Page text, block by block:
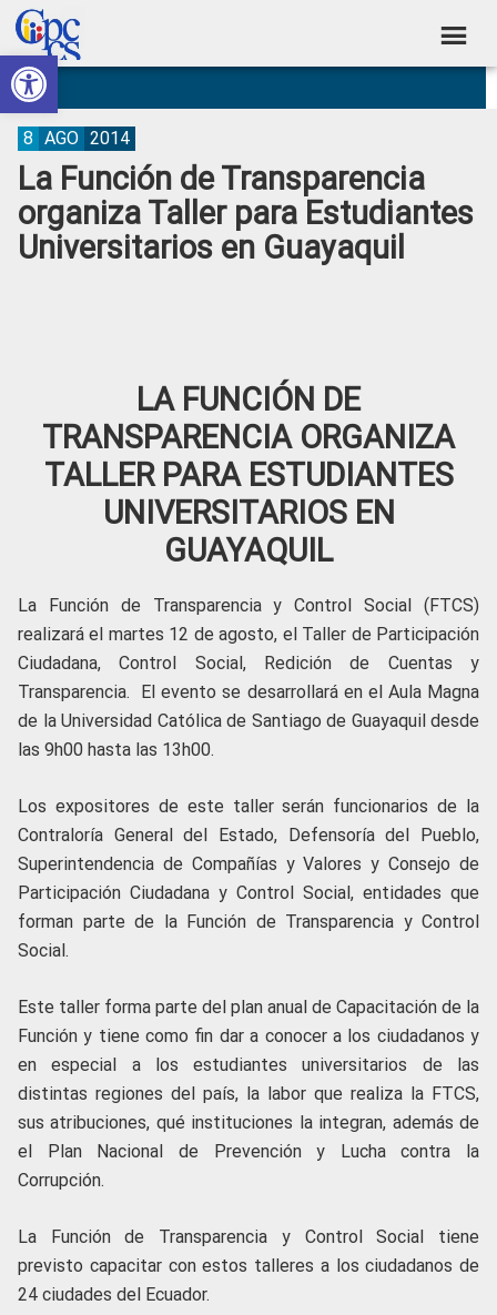
Abrir barra de herramientas
Skip
to
primary
navigation
Skip
to
main
content
Skip
to
primary
sidebar
Skip
to
footer
Consejo
de
Participación
Ciudadana
Control
Construyendo
Poder
Ciudadano
La Función de Transparencia
organiza Taller para Estudiantes
Universitarios en Guayaquil
8 AGO 2014
LA FUNCIÓN DE
TRANSPARENCIA ORGANIZA
TALLER PARA ESTUDIANTES
UNIVERSITARIOS EN
GUAYAQUIL
La Función de Transparencia y Control Social (FTCS)
realizará el martes 12 de agosto, el Taller de Participación
Ciudadana, Control Social, Redición de Cuentas y
Transparencia. El evento se desarrollará en el Aula Magna
de la Universidad Católica de Santiago de Guayaquil desde
las 9h00 hasta las 13h00.
Los expositores de este taller serán funcionarios de la
Contraloría General del Estado, Defensoría del Pueblo,
Superintendencia de Compañías y Valores y Consejo de
Participación Ciudadana y Control Social, entidades que
forman parte de la Función de Transparencia y Control
Social.
Este taller forma parte del plan anual de Capacitación de la
Función y tiene como fin dar a conocer a los ciudadanos y
en especial a los estudiantes universitarios de las
distintas regiones del país, la labor que realiza la FTCS,
sus atribuciones, qué instituciones la integran, además de
el Plan Nacional de Prevención y Lucha contra la
Corrupción.
La Función de Transparencia y Control Social tiene
previsto capacitar con estos talleres a los ciudadanos de
24 ciudades del Ecuador.